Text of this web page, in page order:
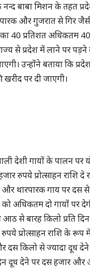
बाबा मिशन के तहत
और गुजरात से गिर
40 प्रतिशत अधिकतम
से प्रदेश में लाने पर पड़ने
उन्होंने बताया कि
पर दी जाएगी।
देशी गायों के पालन पर
रुपये प्रोत्साहन राशि
और थारपारक गाय पर दस
को अधिकतम दो गायों पर
आठ से बारह किलो प्रति
प्रोत्साहन राशि के रूप
दस किलो से ज्यादा दूध देने
दूध देने पर दस हजार